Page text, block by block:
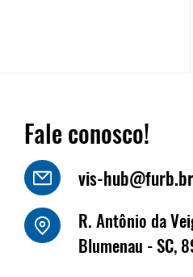
Luiz Kornely - HBSIS
Fale conosco!
vis-hub@furb.br
R. Antônio da
Blumenau - SC,